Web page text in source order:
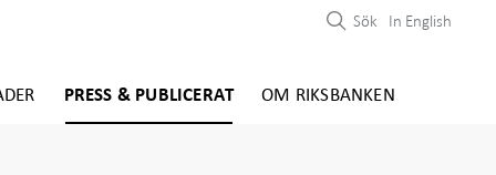
PRESS & PUBLICERAT OM RIKSBANKEN
Sök In English